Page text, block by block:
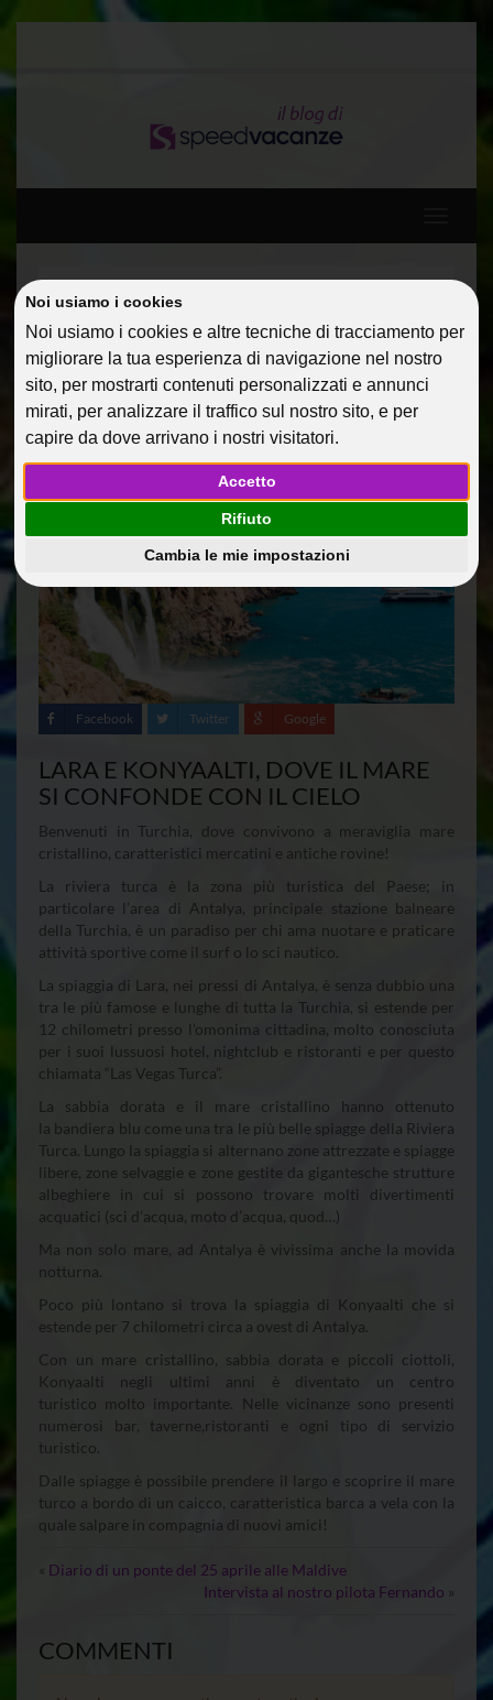
Noi usiamo i cookies
Noi usiamo i cookies e altre tecniche di tracciamento per
migliorare la tua esperienza di navigazione nel nostro
sito, per mostrarti contenuti personalizzati e annunci
mirati, per analizzare il traffico sul nostro sito, e per
capire da dove arrivano i nostri visitatori.
Accetto
Rifiuto
Cambia le mie impostazioni
Home Guide Di Viaggio
ANTALYA E LE SUE
SPIAGGE
14 Mag 2013 Guide Di Viaggio Riccobono
Facebook Twitter Google
LARA E KONYAALTI, DOVE IL MARE
SI CONFONDE CON IL CIELO
Benvenuti in Turchia, dove convivono a meraviglia mare
cristallino, caratteristici mercatini e antiche rovine!
La riviera turca è la zona più turistica del Paese; in
particolare l’area di Antalya, principale stazione balneare
della Turchia, è un paradiso per chi ama nuotare e praticare
attività sportive come il surf o lo sci nautico.
La spiaggia di Lara, nei pressi di Antalya, è senza dubbio una
tra le più famose e lunghe di tutta la Turchia, si estende per
12 chilometri presso l’omonima cittadina, molto conosciuta
per i suoi lussuosi hotel, nightclub e ristoranti e per questo
chiamata “Las Vegas Turca”.
La sabbia dorata e il mare cristallino hanno ottenuto
la bandiera blu come una tra le più belle spiagge della Riviera
Turca. Lungo la spiaggia si alternano zone attrezzate e spiagge
libere, zone selvaggie e zone gestite da gigantesche strutture
albeghiere in cui si possono trovare molti divertimenti
acquatici (sci d’acqua, moto d’acqua, quod…)
Ma non solo mare, ad Antalya è vivissima anche la movida
notturna.
Poco più lontano si trova la spiaggia di Konyaalti che si
estende per 7 chilometri circa a ovest di Antalya.
Con un mare cristallino, sabbia dorata e piccoli ciottoli,
Konyaalti negli ultimi anni è diventato un centro
turistico molto importante. Nelle vicinanze sono presenti
numerosi bar, taverne,ristoranti e ogni tipo di servizio
turistico.
Dalle spiagge è possibile prendere il largo e scoprire il mare
turco a bordo di un caicco, caratteristica barca a vela con la
quale salpare in compagnia di nuovi amici!
« Diario di un ponte del 25 aprile alle Maldive
Intervista al nostro pilota Fernando »
COMMENTI